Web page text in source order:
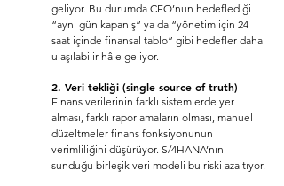
geliyor. Bu durumda CFO’nun hedeflediği
“aynı gün kapanış” ya da “yönetim için 24
saat içinde finansal tablo” gibi hedefler daha
ulaşılabilir hâle geliyor.
2. Veri tekliği (single source of truth)
Finans verilerinin farklı sistemlerde yer
alması, farklı raporlamaların olması, manuel
düzeltmeler finans fonksiyonunun
verimliliğini düşürüyor. S/4HANA’nın
sunduğu birleşik veri modeli bu riski azaltıyor.